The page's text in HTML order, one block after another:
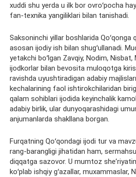
xuddi shu yerda u ilk bor ovroʻpocha
fan-texnika yangiliklari bilan tanishadi.
Saksoninchi yillar boshlarida Qoʻqonga
asosan ijodiy ish bilan shugʻullanadi.
yetakchi boʻlgan Zavqiy, Nodim, Nisbat,
ijodkorlar bilan bevosita muloqotga
ravishda uyushtiradigan adabiy
kechalarining faol ishtirokchilaridan
qalam sohiblari ijodida keyinchalik
adabiy birlik, ular dunyoqarashidagi
anjumanlarda shakllana borgan.
Furqatning Qoʻqondagi ijodi tur va
rang-barangligi jihatidan ham,
diqqatga sazovor. U mumtoz
koʻplab ishqiy gʻazallar, muxammaslar,